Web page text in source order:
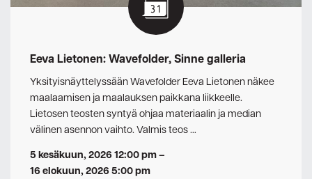
Eeva Lietonen: Wavefolder, Sinne galleria
Yksityisnäyttelyssään Wavefolder Eeva Lietonen näkee
maalaamisen ja maalauksen paikkana liikkeelle.
Lietosen teosten syntyä ohjaa materiaalin ja median
välinen asennon vaihto. Valmis teos …
5 kesäkuun, 2026 12:00 pm–
16 elokuun, 2026 5:00 pm